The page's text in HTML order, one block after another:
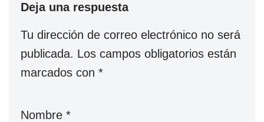
Deja una respuesta
Tu dirección de correo electrónico no será
publicada. Los campos obligatorios están
marcados con *
Nombre *